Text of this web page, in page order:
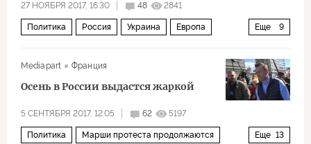
27 НОЯБРЯ 2017, 16:30 48 2841
Еще 9
Политика Россия Украина Европа
протесты
Mediapart Франция
Осень в России выдастся жаркой
5 СЕНТЯБРЯ 2017, 12:05 62 5197
Еще 13
Политика Марши протеста продолжаются